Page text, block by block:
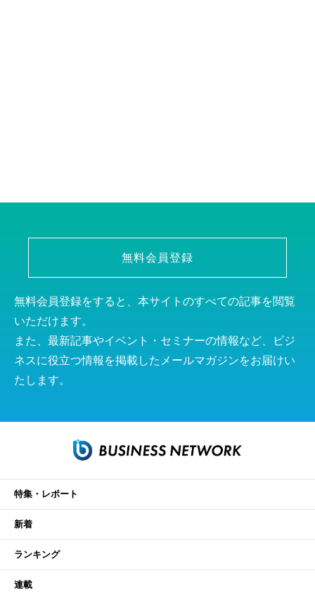
無料会員登録
無料会員登録をすると、本サイトのすべての記事を閲覧
いただけます。
また、最新記事やイベント・セミナーの情報など、ビジ
ネスに役立つ情報を掲載したメールマガジンをお届けい
たします。
特集・レポート
新着
ランキング
連載